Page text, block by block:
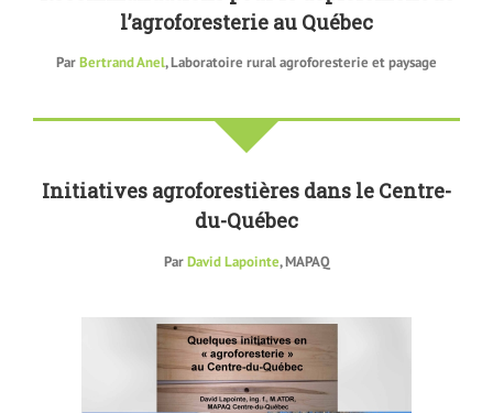
l’agroforesterie au Québec
ParBertrand Anel, Laboratoire rural agroforesterie et paysage
Initiatives agroforestières dans le Centre-
du-Québec
ParDavid Lapointe, MAPAQ